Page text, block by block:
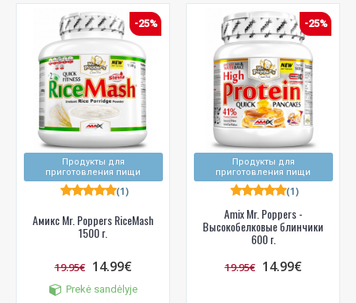
Продукты для
приготовления пищи
-25%
Амикс Mr. Poppers RiceMash
1500 г.
(1)
19.95€ 14.99€
Prekė sandėlyje
Продукты для
приготовления пищи
-25%
Amix Mr. Poppers -
Высокобелковые блинчики
600 г.
(1)
19.95€ 14.99€